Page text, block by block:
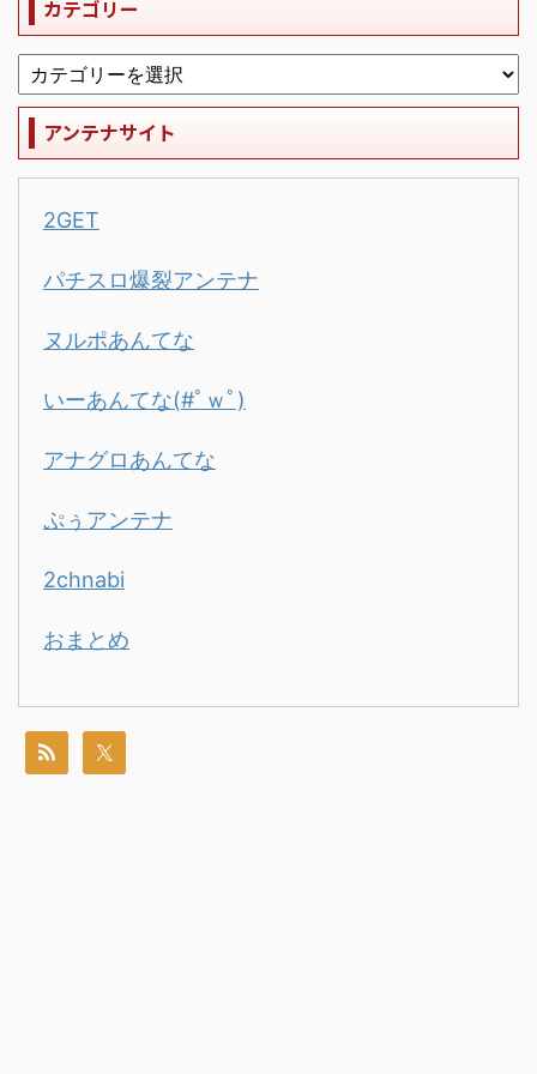
カテゴリー
アンテナサイト
2GET
パチスロ爆裂アンテナ
ヌルポあんてな
いーあんてな(#ﾟｗﾟ)
アナグロあんてな
ぷぅアンテナ
2chnabi
おまとめ